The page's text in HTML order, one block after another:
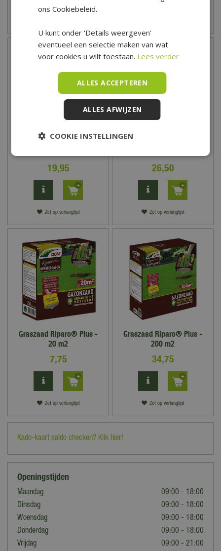
Graszaad Riparo® Plus -
19,95
Zet op verlanglijst
26,50
Zet op verlanglijst
Graszaad Riparo® Plus -
20 m2
7,75
Zet op verlanglijst
Graszaad Riparo® Plus -
200 m2
34,75
Zet op verlanglijst
Kado-kaart saldo checken? Klik hier!
Openingstijden
Maandag
09:00 - 18:00
Dinsdag
09:00 - 18:00
Woensdag
09:00 - 18:00
Donderdag
09:00 - 18:00
Vrijdag
09:00 - 21:00
ons Cookiebeleid.
U kunt onder 'Details weergeven'
eventueel een selectie maken van wat
voor cookies u wilt toestaan. Lees verder
ALLES ACCEPTEREN
ALLES AFWIJZEN
COOKIE INSTELLINGEN